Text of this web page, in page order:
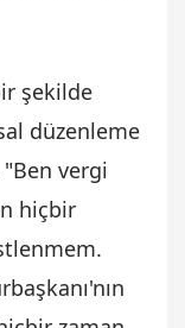
şekilde
düzenleme
"Ben vergi
hiçbir